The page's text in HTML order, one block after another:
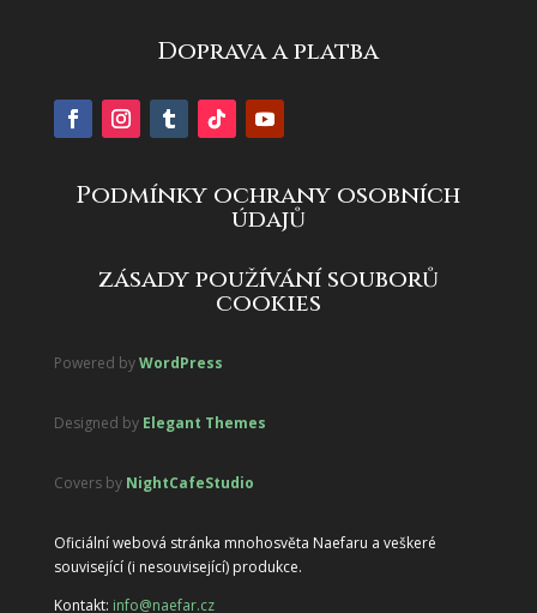
Doprava a platba
Podmínky ochrany osobních
údajů
zásady používání souborů
cookies
Powered byWordPress
Designed by Elegant Themes
Covers by NightCafeStudio
Oficiální webová stránka mnohosvěta Naefaru a veškeré
související (i nesouvisející) produkce.
Kontakt: info@naefar.cz